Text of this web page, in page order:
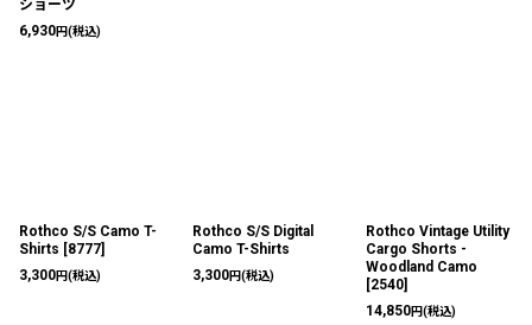
ショーツ
6,930円(税込)
Rothco S/S Camo T-
Shirts [8777]
3,300円(税込)
Rothco S/S Digital
Camo T-Shirts
3,300円(税込)
Rothco Vintage Utility
Cargo Shorts -
Woodland Camo
[2540]
14,850円(税込)